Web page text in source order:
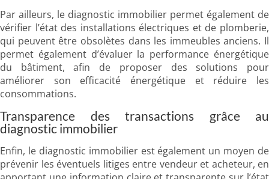
Par ailleurs, le diagnostic immobilier permet également de
vérifier l’état des installations électriques et de plomberie,
qui peuvent être obsolètes dans les immeubles anciens. Il
permet également d’évaluer la performance énergétique
du bâtiment, afin de proposer des solutions pour
améliorer son efficacité énergétique et réduire les
consommations.
Transparence des transactions grâce au
diagnostic immobilier
Enfin, le diagnostic immobilier est également un moyen de
prévenir les éventuels litiges entre vendeur et acheteur, en